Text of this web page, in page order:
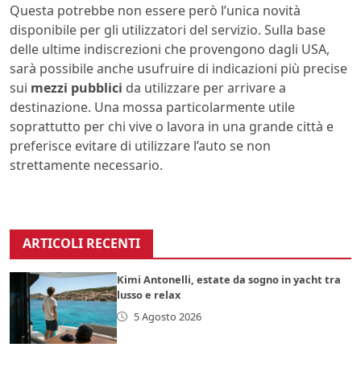
Questa potrebbe non essere però l’unica novità
disponibile per gli utilizzatori del servizio. Sulla base
delle ultime indiscrezioni che provengono dagli USA,
sarà possibile anche usufruire di indicazioni più precise
sui mezzi pubblici da utilizzare per arrivare a
destinazione. Una mossa particolarmente utile
soprattutto per chi vive o lavora in una grande città e
preferisce evitare di utilizzare l’auto se non
strettamente necessario.
ARTICOLI RECENTI
Kimi Antonelli, estate da sogno in yacht tra
lusso e relax
5 Agosto 2026